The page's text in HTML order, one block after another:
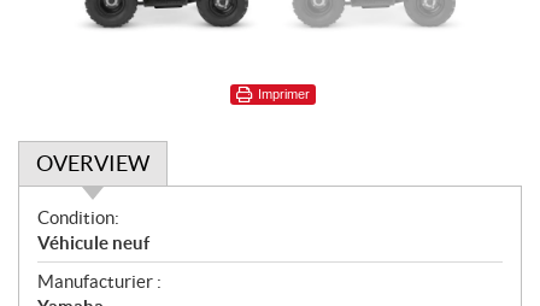
Imprimer
OVERVIEW
O
v
e
r
Condition:
Véhicule neuf
Manufacturier :